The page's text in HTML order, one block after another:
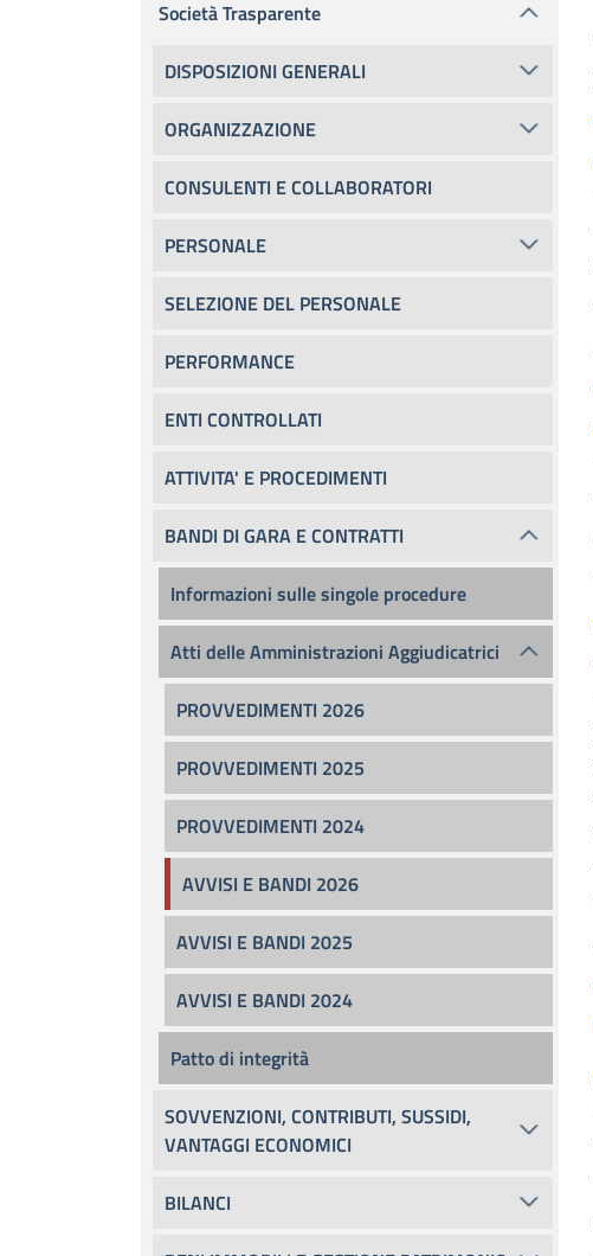
Società Trasparente
DISPOSIZIONI GENERALI
ORGANIZZAZIONE
CONSULENTI E COLLABORATORI
PERSONALE
SELEZIONE DEL PERSONALE
PERFORMANCE
ENTI CONTROLLATI
ATTIVITA' E PROCEDIMENTI
BANDI DI GARA E CONTRATTI
Informazioni sulle singole procedure
Atti delle Amministrazioni Aggiudicatrici
PROVVEDIMENTI 2026
PROVVEDIMENTI 2025
PROVVEDIMENTI 2024
AVVISI E BANDI 2026
AVVISI E BANDI 2025
AVVISI E BANDI 2024
Patto di integrità
SOVVENZIONI, CONTRIBUTI, SUSSIDI,
VANTAGGI ECONOMICI
BILANCI